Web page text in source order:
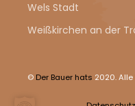
Wels Stadt
Weißkirchen an der
© Der Bauer hats 2020.